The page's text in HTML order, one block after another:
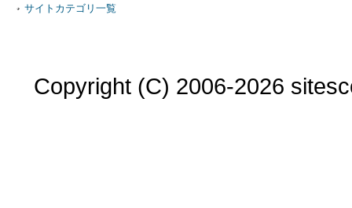
サイトカテゴリ一覧
Copyright (C) 2006-2026